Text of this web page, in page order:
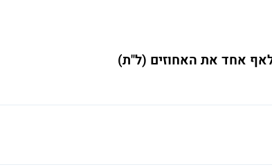
אחד את האחוזים (ל"ת)